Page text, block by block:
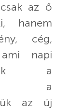
az ő
hanem
cég,
napi
a
a
az új